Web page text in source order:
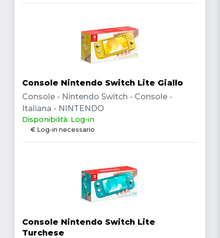
Console Nintendo Switch Lite Giallo
Console - Nintendo Switch - Console -
Italiana - NINTENDO
Disponibilità: Log-in
€ Log-in necessario
Console Nintendo Switch Lite
Turchese